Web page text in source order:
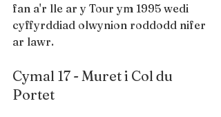
fan a'r lle ar y Tour ym 1995 wedi
cyffyrddiad olwynion roddodd nifer
ar lawr.
Cymal 17 - Muret i Col du
Portet